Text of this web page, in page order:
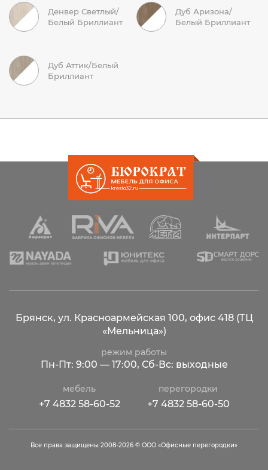
Денвер Светлый/
Белый Бриллиант
Дуб Аризона/
Белый Бриллиант
Дуб Аттик/Белый
Бриллиант
Брянск, ул. Красноармейская 100, офис 418 (ТЦ
«Мельница»)
режим работы
Пн-Пт: 9:00 — 17:00, Сб-Вс: выходные
мебель
+7 4832 58-60-52
перегородки
+7 4832 58-60-50
Все права защищены 2008-2026 © ООО «Офисные перегородки»